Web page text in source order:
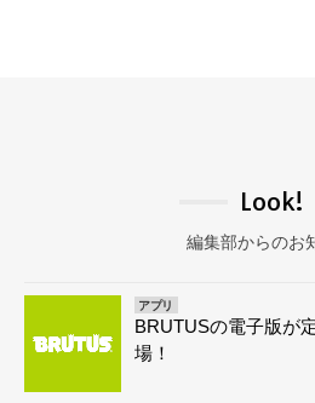
Look!
編集部からのお
アプリ
BRUTUSの電子版が
場！